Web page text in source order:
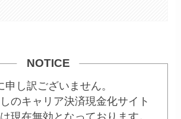
NOTICE
申し訳ございません。
のキャリア決済現金化サイト